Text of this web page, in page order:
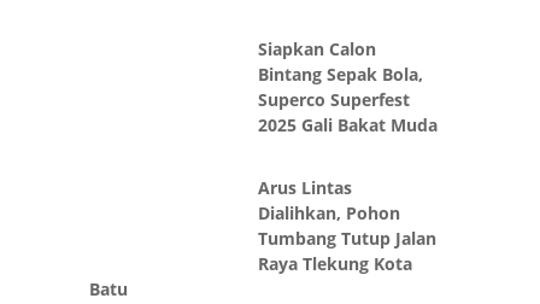
Siapkan Calon
Bintang Sepak Bola,
Superco Superfest
2025 Gali Bakat Muda
Arus Lintas
Dialihkan, Pohon
Tumbang Tutup Jalan
Raya Tlekung Kota
Batu